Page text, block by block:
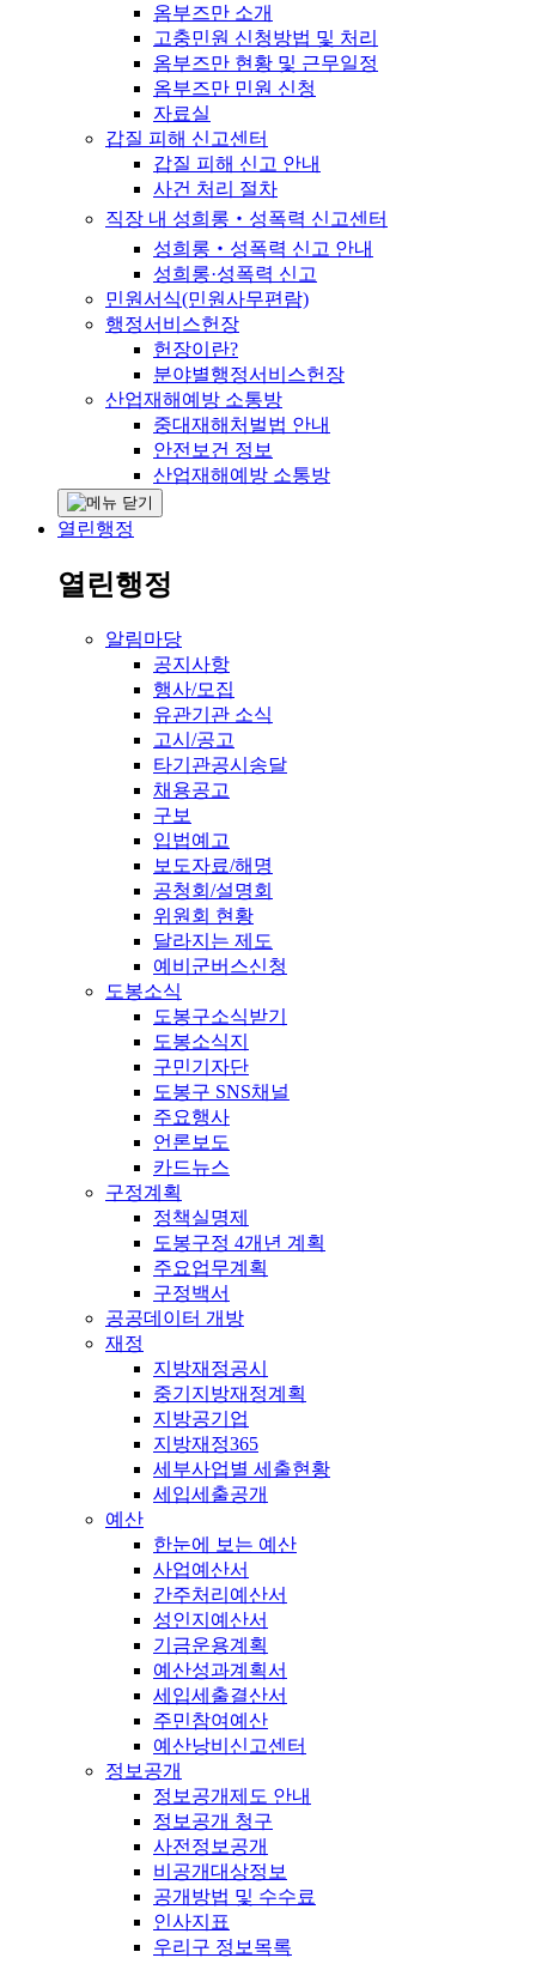
옴부즈만 소개
고충민원 신청방법 및 처리
옴부즈만 현황 및 근무일정
옴부즈만 민원 신청
자료실
갑질 피해 신고센터
갑질 피해 신고 안내
사건 처리 절차
직장 내 성희롱‧성폭력 신고센터
성희롱‧성폭력 신고 안내
성희롱·성폭력 신고
민원서식(민원사무편람)
행정서비스헌장
헌장이란?
분야별행정서비스헌장
산업재해예방 소통방
중대재해처벌법 안내
안전보건 정보
산업재해예방 소통방
열린행정
열린행정
알림마당
공지사항
행사/모집
유관기관 소식
고시/공고
타기관공시송달
채용공고
구보
입법예고
보도자료/해명
공청회/설명회
위원회 현황
달라지는 제도
예비군버스신청
도봉소식
도봉구소식받기
도봉소식지
구민기자단
도봉구 SNS채널
주요행사
언론보도
카드뉴스
구정계획
정책실명제
도봉구정 4개년 계획
주요업무계획
구정백서
공공데이터 개방
재정
지방재정공시
중기지방재정계획
지방공기업
지방재정365
세부사업별 세출현황
세입세출공개
예산
한눈에 보는 예산
사업예산서
간주처리예산서
성인지예산서
기금운용계획
예산성과계획서
세입세출결산서
주민참여예산
예산낭비신고센터
정보공개
정보공개제도 안내
정보공개 청구
사전정보공개
비공개대상정보
공개방법 및 수수료
인사지표
우리구 정보목록